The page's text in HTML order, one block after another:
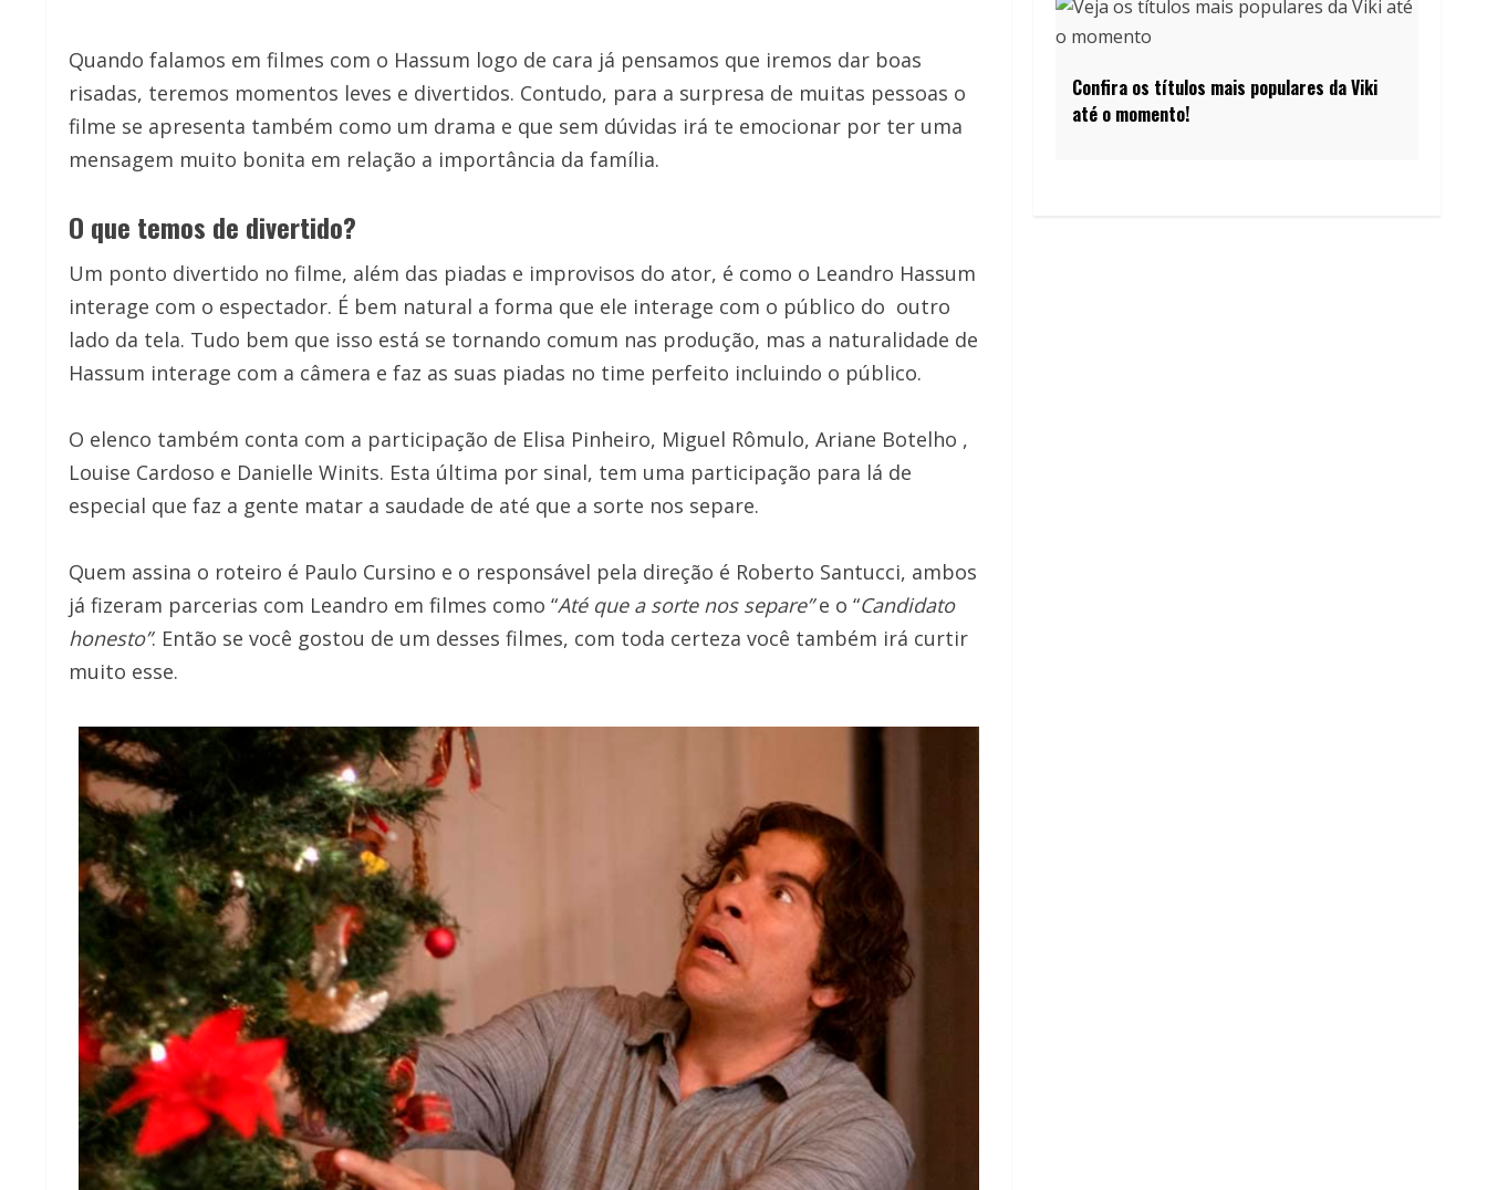
Quando falamos em filmes com o Hassum logo de cara já pensamos que iremos dar boas
risadas, teremos momentos leves e divertidos. Contudo, para a surpresa de muitas pessoas o
filme se apresenta também como um drama e que sem dúvidas irá te emocionar por ter uma
mensagem muito bonita em relação a importância da família.
O que temos de divertido?
Um ponto divertido no filme, além das piadas e improvisos do ator, é como o Leandro Hassum
interage com o espectador. É bem natural a forma que ele interage com o público do outro
lado da tela. Tudo bem que isso está se tornando comum nas produção, mas a naturalidade de
Hassum interage com a câmera e faz as suas piadas no time perfeito incluindo o público.
O elenco também conta com a participação de Elisa Pinheiro, Miguel Rômulo, Ariane Botelho ,
Louise Cardoso e Danielle Winits. Esta última por sinal, tem uma participação para lá de
especial que faz a gente matar a saudade de até que a sorte nos separe.
Quem assina o roteiro é Paulo Cursino e o responsável pela direção é Roberto Santucci, ambos
já fizeram parcerias com Leandro em filmes como “Até que a sorte nos separe”e o “Candidato
honesto”. Então se você gostou de um desses filmes, com toda certeza você também irá curtir
muito esse.
Confira os títulos mais populares da Viki
até o momento!